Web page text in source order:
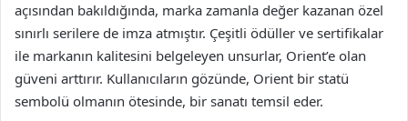
açısından bakıldığında, marka zamanla değer kazanan özel
sınırlı serilere de imza atmıştır. Çeşitli ödüller ve sertifikalar
ile markanın kalitesini belgeleyen unsurlar, Orient’e olan
güveni arttırır. Kullanıcıların gözünde, Orient bir statü
sembolü olmanın ötesinde, bir sanatı temsil eder.